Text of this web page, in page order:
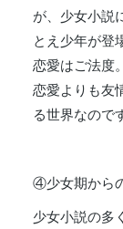
が、少女小説
とえ少年が登
恋愛はご法度
恋愛よりも友
る世界なので
④少女期から
少女小説の多